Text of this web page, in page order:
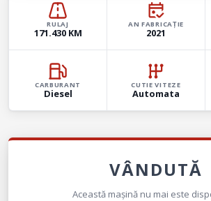
RULAJ
171.430 KM
AN FABRICAȚIE
2021
CARBURANT
Diesel
CUTIE VITEZE
Automata
VÂNDUTĂ
Această mașină nu mai este